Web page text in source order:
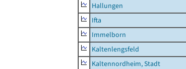
Hallungen
Ifta
Immelborn
Kaltenlengsfeld
Kaltennordheim, Stadt